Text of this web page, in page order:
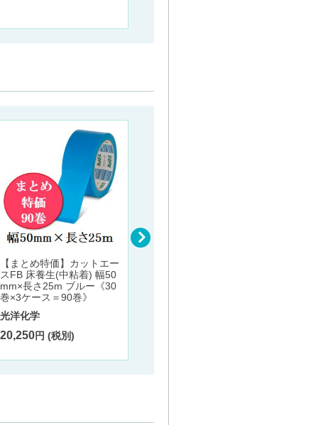
【まとめ特価】カットエー
スFB 床養生(中粘着) 幅50
mm×長さ25m ブルー《30
巻×3ケース＝90巻》
光洋化学
20,250円 (税別)